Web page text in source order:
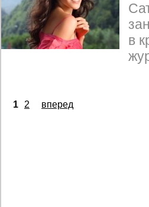
в
1 2 вперед